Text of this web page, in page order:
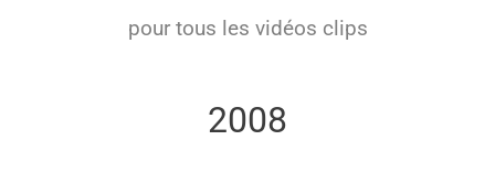
pour tous les vidéos clips
2008